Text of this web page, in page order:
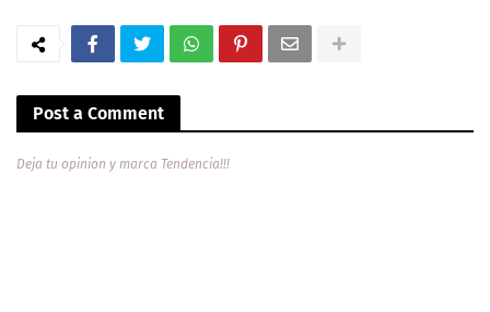
Post a Comment
Deja tu opinion y marca Tendencia!!!